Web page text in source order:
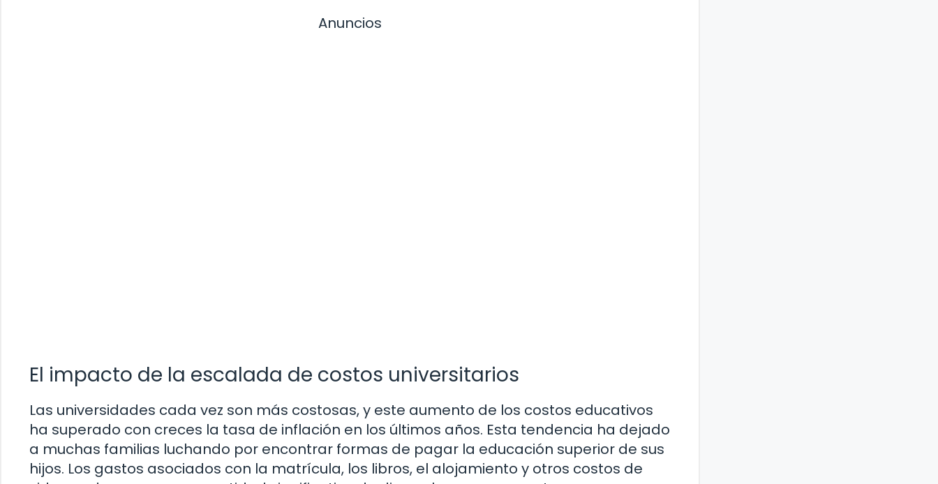
Anuncios
El impacto de la escalada de costos universitarios
Las universidades cada vez son más costosas, y este aumento de los costos educativos
ha superado con creces la tasa de inflación en los últimos años. Esta tendencia ha dejado
a muchas familias luchando por encontrar formas de pagar la educación superior de sus
hijos. Los gastos asociados con la matrícula, los libros, el alojamiento y otros costos de